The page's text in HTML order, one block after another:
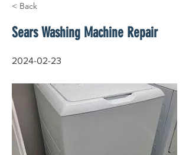
< Back
Sears Washing Machine Repair
2024-02-23